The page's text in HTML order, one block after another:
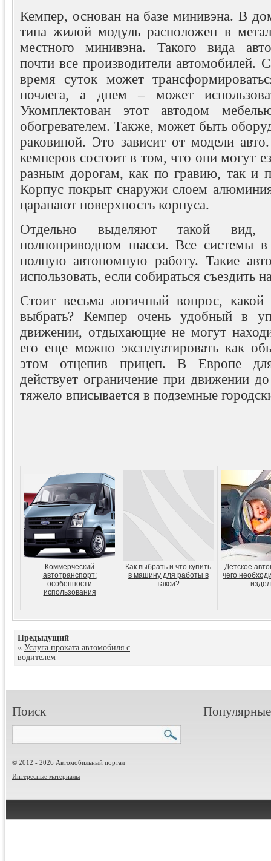
Кемпер, основан на базе минивэна. В
типа жилой модуль расположен в
местного минивэна. Такого вида
почти все производители автомобилей.
время суток может
ночлега, а днем – может
Укомплектован этот автодом
обогревателем. Также, может быть
раковиной. Это зависит от модели
кемперов состоит в том, что они могут
разным дорогам, как по гравию, так и
Корпус покрыт снаружи слоем
царапают поверхность корпуса.
Отдельно выделяют такой
полноприводном шасси. Все системы
полную автономную работу. Такие
использовать, если собираться съездить
Стоит весьма логичный вопрос,
выбрать? Кемпер очень удобный в
движении, отдыхающие не могут
его еще можно эксплуатировать как
этом отцепив прицеп. В Европе
действует ограничение при движении
тяжело вписывается в подземные
Коммерческий
автотранспорт:
особенности
использования
Как выбрать и что купить
в машину для работы в
такси?
Детское
чего
Предыдущий
« Услуга проката автомобиля с
водителем
Поиск
© 2012 - 2026 Автомобильный портал
Интересные материалы
Популярные